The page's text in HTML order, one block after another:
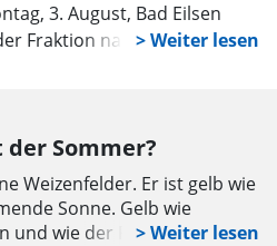
3. August, Bad Eilsen
Fraktion nahm auch Dr.
teil. Das Programm hatte
Sommer?
Weizenfelder. Er ist gelb wie
Sonne. Gelb wie
und wie der Raps, der erste